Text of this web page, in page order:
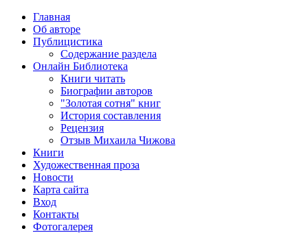
Главная
Об авторе
Публицистика
Содержание раздела
Онлайн Библиотека
Книги читать
Биографии авторов
"Золотая сотня" книг
История составления
Рецензия
Отзыв Михаила Чижова
Книги
Художественная проза
Новости
Карта сайта
Вход
Контакты
Фотогалерея